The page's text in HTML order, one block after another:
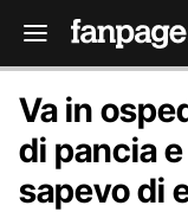
Va in
di pancia
sapevo di